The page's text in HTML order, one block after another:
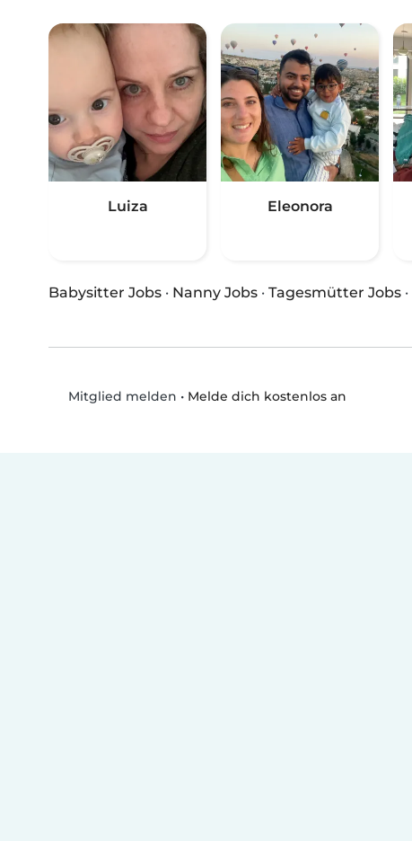
Luiza Eleonora
Babysitter Jobs · Nanny Jobs · Tagesmütter Jobs ·
Mitglied melden • Melde dich kostenlos an